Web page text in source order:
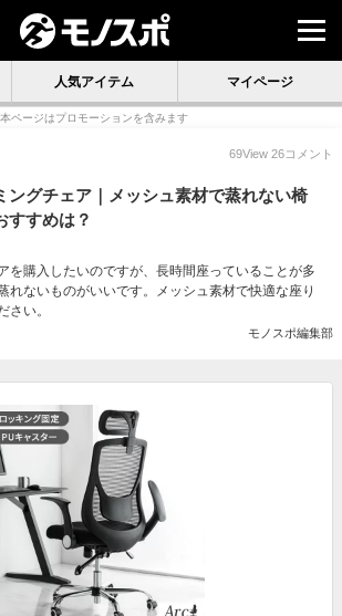
人気アイテム マイページ
本ページはプロモーションを含みます
69View 26コメント
ングチェア｜メッシュ素材で蒸れない椅
すすめは？
を購入したいのですが、長時間座っていることが多
れないものがいいです。メッシュ素材で快適な座り
さい。
モノスポ編集部